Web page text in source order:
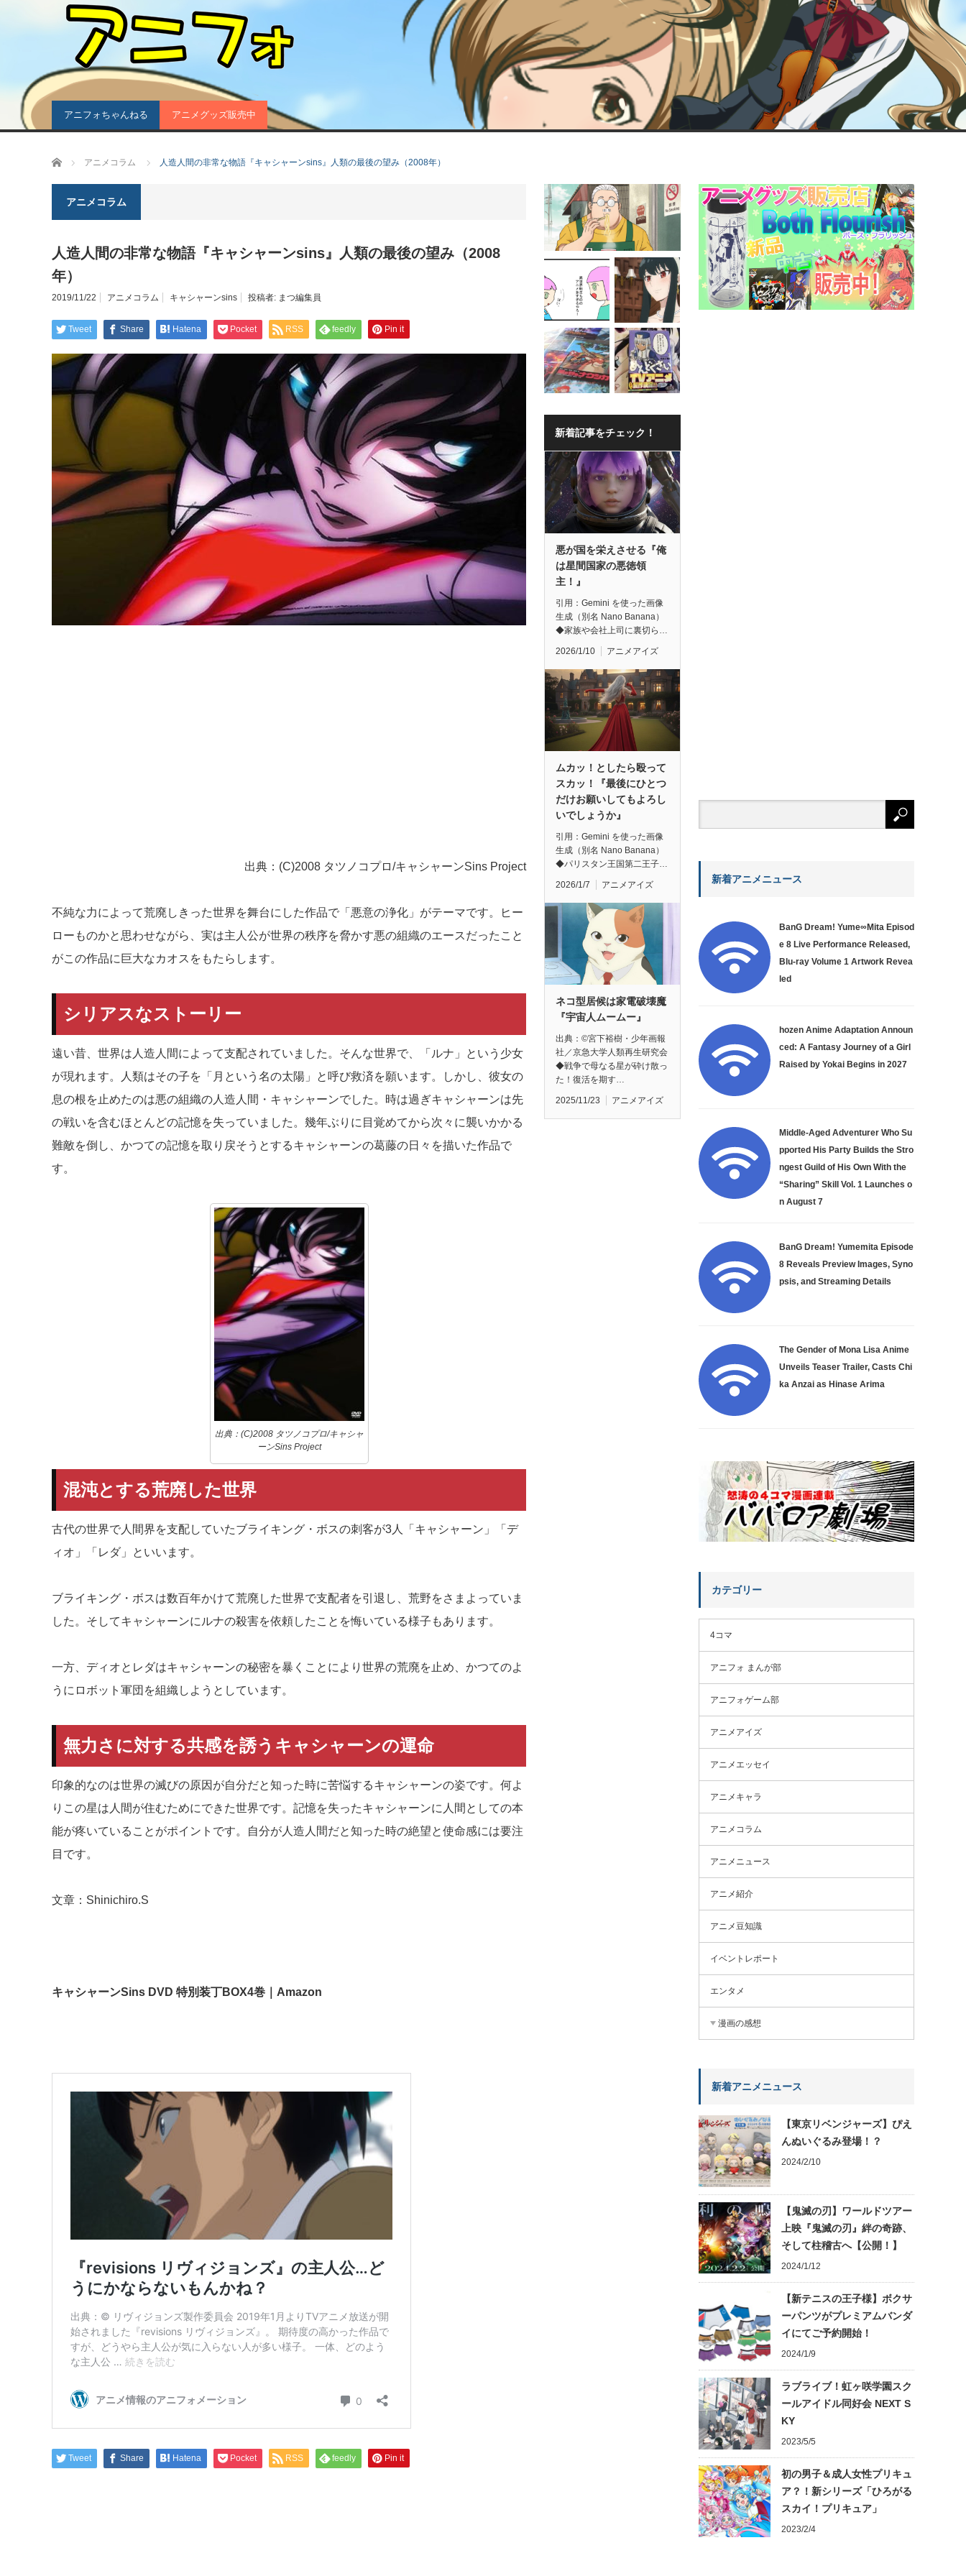
アニフォちゃんねる アニメグッズ販売中
ホーム アニメコラム 人造人間の非常な物語『キャシャーンsins』人類の最後の望み（2008年）
アニメコラム
人造人間の非常な物語『キャシャーンsins』人類の最後の望み（2008
年）
2019/11/22 アニメコラム キャシャーンsins 投稿者: まつ編集員
Tweet Share Hatena Pocket RSS feedly Pin it
出典：(C)2008 タツノコプロ/キャシャーンSins Project
不純な力によって荒廃しきった世界を舞台にした作品で「悪意の浄化」がテーマです。ヒー
ローものかと思わせながら、実は主人公が世界の秩序を脅かす悪の組織のエースだったこと
がこの作品に巨大なカオスをもたらします。
シリアスなストーリー
遠い昔、世界は人造人間によって支配されていました。そんな世界で、「ルナ」という少女
が現れます。人類はその子を「月という名の太陽」と呼び救済を願います。しかし、彼女の
息の根を止めたのは悪の組織の人造人間・キャシャーンでした。時は過ぎキャシャーンは先
の戦いを含むほとんどの記憶を失っていました。幾年ぶりに目覚めてから次々に襲いかかる
難敵を倒し、かつての記憶を取り戻そうとするキャシャーンの葛藤の日々を描いた作品で
す。
出典：(C)2008 タツノコプロ/キャシャ
ーンSins Project
混沌とする荒廃した世界
古代の世界で人間界を支配していたブライキング・ボスの刺客が3人「キャシャーン」「デ
ィオ」「レダ」といいます。
ブライキング・ボスは数百年かけて荒廃した世界で支配者を引退し、荒野をさまよっていま
した。そしてキャシャーンにルナの殺害を依頼したことを悔いている様子もあります。
一方、ディオとレダはキャシャーンの秘密を暴くことにより世界の荒廃を止め、かつてのよ
うにロボット軍団を組織しようとしています。
無力さに対する共感を誘うキャシャーンの運命
印象的なのは世界の滅びの原因が自分だと知った時に苦悩するキャシャーンの姿です。何よ
りこの星は人間が住むためにできた世界です。記憶を失ったキャシャーンに人間としての本
能が疼いていることがポイントです。自分が人造人間だと知った時の絶望と使命感には要注
目です。
文章：Shinichiro.S
キャシャーンSins DVD 特別装丁BOX4巻｜Amazon
Tweet Share Hatena Pocket RSS feedly Pin it
新着記事をチェック！
悪が国を栄えさせる『俺
は星間国家の悪徳領
主！』
引用：Gemini を使った画像
生成（別名 Nano Banana）
◆家族や会社上司に裏切ら…
2026/1/10 アニメアイズ
ムカッ！としたら殴って
スカッ！『最後にひとつ
だけお願いしてもよろし
いでしょうか』
引用：Gemini を使った画像
生成（別名 Nano Banana）
◆パリスタン王国第二王子…
2026/1/7 アニメアイズ
ネコ型居候は家電破壊魔
『宇宙人ムームー』
出典：©宮下裕樹・少年画報
社／京急大学人類再生研究会
◆戦争で母なる星が砕け散っ
た！復活を期す…
2025/11/23 アニメアイズ
新着アニメニュース
BanG Dream! Yume∞Mita Episod
e 8 Live Performance Released,
Blu-ray Volume 1 Artwork Revea
led
hozen Anime Adaptation Announ
ced: A Fantasy Journey of a Girl
Raised by Yokai Begins in 2027
Middle-Aged Adventurer Who Su
pported His Party Builds the Stro
ngest Guild of His Own With the
“Sharing” Skill Vol. 1 Launches o
n August 7
BanG Dream! Yumemita Episode
8 Reveals Preview Images, Syno
psis, and Streaming Details
The Gender of Mona Lisa Anime
Unveils Teaser Trailer, Casts Chi
ka Anzai as Hinase Arima
カテゴリー
4コマ
アニフォ まんが部
アニフォゲーム部
アニメアイズ
アニメエッセイ
アニメキャラ
アニメコラム
アニメニュース
アニメ紹介
アニメ豆知識
イベントレポート
エンタメ
漫画の感想
新着アニメニュース
【東京リベンジャーズ】ぴえ
んぬいぐるみ登場！？
2024/2/10
【鬼滅の刃】ワールドツアー
上映『鬼滅の刃』絆の奇跡、
そして柱稽古へ【公開！】
2024/1/12
【新テニスの王子様】ボクサ
ーパンツがプレミアムバンダ
イにてご予約開始！
2024/1/9
ラブライブ！虹ヶ咲学園スク
ールアイドル同好会 NEXT S
KY
2023/5/5
初の男子＆成人女性プリキュ
ア？！新シリーズ「ひろがる
スカイ！プリキュア」
2023/2/4